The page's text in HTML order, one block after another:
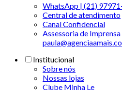
WhatsApp | (21)
Central de atendimento
Canal Confidencial
Assessoria de Imprensa
Institucional
Sobre nós
Nossas lojas
Clube Minha Le